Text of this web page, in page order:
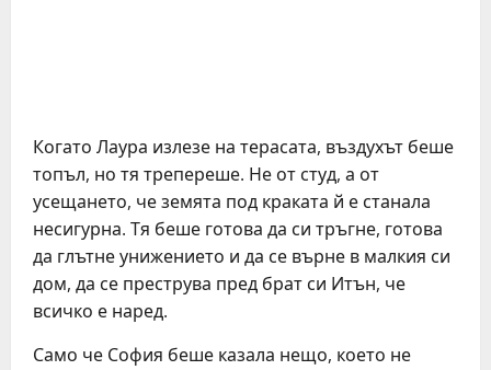
Когато Лаура излезе на терасата, въздухът беше
топъл, но тя трепереше. Не от студ, а от
усещането, че земята под краката й е станала
несигурна. Тя беше готова да си тръгне, готова
да глътне унижението и да се върне в малкия си
дом, да се преструва пред брат си Итън, че
всичко е наред.
Само че София беше казала нещо, което не